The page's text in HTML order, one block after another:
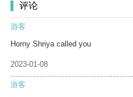
评论
游客
Horny Shriya called you
2023-01-08
游客